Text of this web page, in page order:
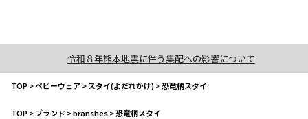
令和８年熊本地震に伴う集配への影響について
TOP>ベビーウェア>スタイ(よだれかけ)>恐竜柄スタイ
TOP>ブランド >branshes>恐竜柄スタイ